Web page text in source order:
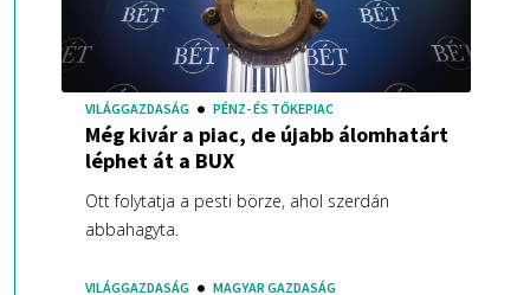
VILÁGGAZDASÁG PÉNZ- ÉS TŐKEPIAC
Még kivár a piac, de újabb álomhatárt
léphet át a BUX
Ott folytatja a pesti börze, ahol szerdán
abbahagyta.
VILÁGGAZDASÁG MAGYAR GAZDASÁG